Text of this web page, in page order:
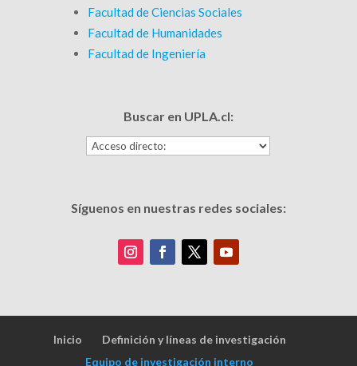
Facultad de Ciencias Sociales
Facultad de Humanidades
Facultad de Ingeniería
Buscar en UPLA.cl:
Síguenos en nuestras redes sociales:
Inicio
Definición y líneas de investigación
Equipo de investigación interno